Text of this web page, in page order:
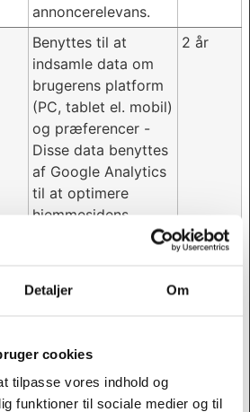
Detaljer Om
cookies
tilpasse vores indhold og
funktioner til sociale medier og til
annoncerelevans.
Benyttes til at
indsamle data om
brugerens platform
(PC, tablet el. mobil)
og præferencer -
Disse data benyttes
af Google Analytics
til at optimere
hjemmesidens
2 år
Benyttes til
brugerens
interaktion med
indlejret indhold.
Session